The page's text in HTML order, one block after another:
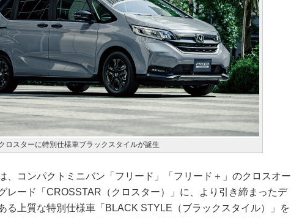
ロスターに特別仕様車ブラックスタイルが誕生
、コンパクトミニバン「フリード」「フリード＋」のクロスオー
レード「CROSSTAR（クロスター）」に、より引き締まったデ
る上質な特別仕様車「BLACK STYLE（ブラックスタイル）」を